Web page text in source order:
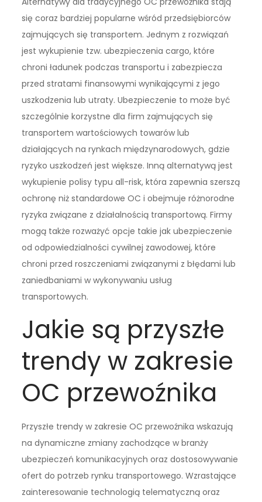
się coraz bardziej popularne wśród przedsiębiorców
zajmujących się transportem. Jednym z rozwiązań
jest wykupienie tzw. ubezpieczenia cargo, które
chroni ładunek podczas transportu i zabezpiecza
przed stratami finansowymi wynikającymi z jego
uszkodzenia lub utraty. Ubezpieczenie to może być
szczególnie korzystne dla firm zajmujących się
transportem wartościowych towarów lub
działających na rynkach międzynarodowych, gdzie
ryzyko uszkodzeń jest większe. Inną alternatywą jest
wykupienie polisy typu all-risk, która zapewnia szerszą
ochronę niż standardowe OC i obejmuje różnorodne
ryzyka związane z działalnością transportową. Firmy
mogą także rozważyć opcje takie jak ubezpieczenie
od odpowiedzialności cywilnej zawodowej, które
chroni przed roszczeniami związanymi z błędami lub
zaniedbaniami w wykonywaniu usług
transportowych.
Jakie są przyszłe
trendy w zakresie
OC przewoźnika
Przyszłe trendy w zakresie OC przewoźnika wskazują
na dynamiczne zmiany zachodzące w branży
ubezpieczeń komunikacyjnych oraz dostosowywanie
ofert do potrzeb rynku transportowego. Wzrastające
zainteresowanie technologią telematyczną oraz